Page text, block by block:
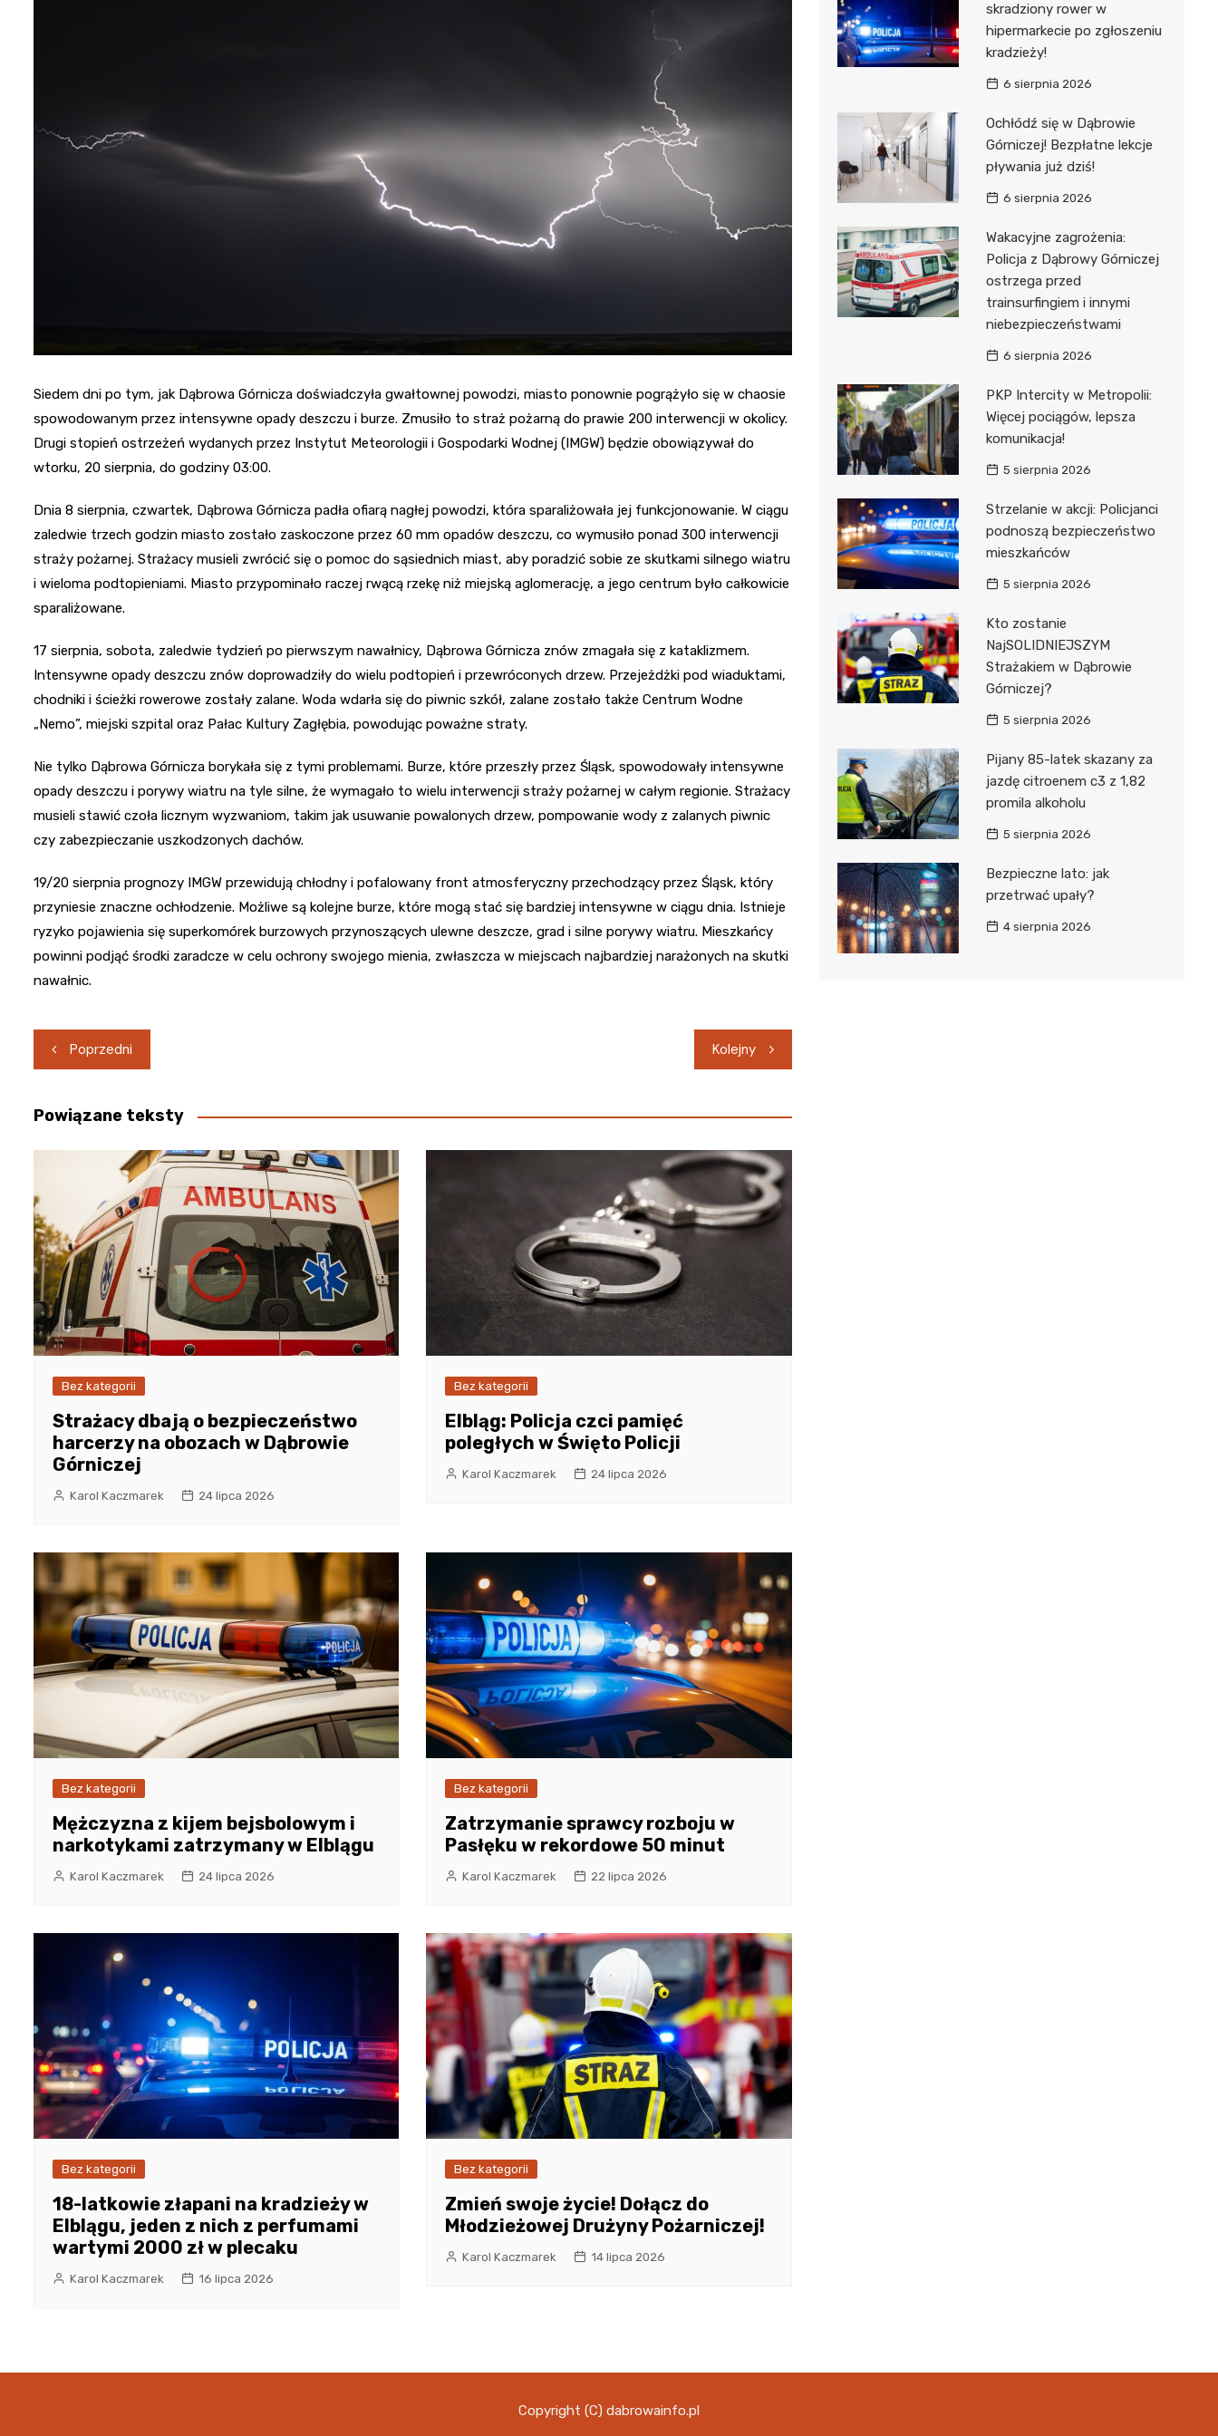
Poczta
Kino
Księgarnia
Siedem dni po tym, jak Dąbrowa Górnicza doświadczyła gwałtownej powodzi, miasto ponownie pogrążyło się w chaosie
spowodowanym przez intensywne opady deszczu i burze. Zmusiło to straż pożarną do prawie 200 interwencji w okolicy.
Drugi stopień ostrzeżeń wydanych przez Instytut Meteorologii i Gospodarki Wodnej (IMGW) będzie obowiązywał do
wtorku, 20 sierpnia, do godziny 03:00.
Dnia 8 sierpnia, czwartek, Dąbrowa Górnicza padła ofiarą nagłej powodzi, która sparaliżowała jej funkcjonowanie. W ciągu
zaledwie trzech godzin miasto zostało zaskoczone przez 60 mm opadów deszczu, co wymusiło ponad 300 interwencji
straży pożarnej. Strażacy musieli zwrócić się o pomoc do sąsiednich miast, aby poradzić sobie ze skutkami silnego wiatru
i wieloma podtopieniami. Miasto przypominało raczej rwącą rzekę niż miejską aglomerację, a jego centrum było całkowicie
sparaliżowane.
17 sierpnia, sobota, zaledwie tydzień po pierwszym nawałnicy, Dąbrowa Górnicza znów zmagała się z kataklizmem.
Intensywne opady deszczu znów doprowadziły do wielu podtopień i przewróconych drzew. Przejeżdżki pod wiaduktami,
chodniki i ścieżki rowerowe zostały zalane. Woda wdarła się do piwnic szkół, zalane zostało także Centrum Wodne
„Nemo”, miejski szpital oraz Pałac Kultury Zagłębia, powodując poważne straty.
Nie tylko Dąbrowa Górnicza borykała się z tymi problemami. Burze, które przeszły przez Śląsk, spowodowały intensywne
opady deszczu i porywy wiatru na tyle silne, że wymagało to wielu interwencji straży pożarnej w całym regionie. Strażacy
musieli stawić czoła licznym wyzwaniom, takim jak usuwanie powalonych drzew, pompowanie wody z zalanych piwnic
czy zabezpieczanie uszkodzonych dachów.
19/20 sierpnia prognozy IMGW przewidują chłodny i pofalowany front atmosferyczny przechodzący przez Śląsk, który
przyniesie znaczne ochłodzenie. Możliwe są kolejne burze, które mogą stać się bardziej intensywne w ciągu dnia. Istnieje
ryzyko pojawienia się superkomórek burzowych przynoszących ulewne deszcze, grad i silne porywy wiatru. Mieszkańcy
powinni podjąć środki zaradcze w celu ochrony swojego mienia, zwłaszcza w miejscach najbardziej narażonych na skutki
nawałnic.
Nawigacja
wpisu
Poprzedni Kolejny
Powiązane teksty
Bez kategorii
Strażacy dbają o bezpieczeństwo
harcerzy na obozach w Dąbrowie
Górniczej
Karol Kaczmarek 24 lipca 2026
Bez kategorii
Elbląg: Policja czci pamięć
poległych w Święto Policji
Karol Kaczmarek 24 lipca 2026
Bez kategorii
Mężczyzna z kijem bejsbolowym i
narkotykami zatrzymany w Elblągu
Karol Kaczmarek 24 lipca 2026
Bez kategorii
Zatrzymanie sprawcy rozboju w
Pasłęku w rekordowe 50 minut
Karol Kaczmarek 22 lipca 2026
Bez kategorii
18-latkowie złapani na kradzieży w
Elblągu, jeden z nich z perfumami
wartymi 2000 zł w plecaku
Karol Kaczmarek 16 lipca 2026
Bez kategorii
Zmień swoje życie! Dołącz do
Młodzieżowej Drużyny Pożarniczej!
Karol Kaczmarek 14 lipca 2026
skradziony rower w
hipermarkecie po zgłoszeniu
kradzieży!
6 sierpnia 2026
Ochłódź się w Dąbrowie
Górniczej! Bezpłatne lekcje
pływania już dziś!
6 sierpnia 2026
Wakacyjne zagrożenia:
Policja z Dąbrowy Górniczej
ostrzega przed
trainsurfingiem i innymi
niebezpieczeństwami
6 sierpnia 2026
PKP Intercity w Metropolii:
Więcej pociągów, lepsza
komunikacja!
5 sierpnia 2026
Strzelanie w akcji: Policjanci
podnoszą bezpieczeństwo
mieszkańców
5 sierpnia 2026
Kto zostanie
NajSOLIDNIEJSZYM
Strażakiem w Dąbrowie
Górniczej?
5 sierpnia 2026
Pijany 85-latek skazany za
jazdę citroenem c3 z 1,82
promila alkoholu
5 sierpnia 2026
Bezpieczne lato: jak
przetrwać upały?
4 sierpnia 2026
Copyright (C) dabrowainfo.pl